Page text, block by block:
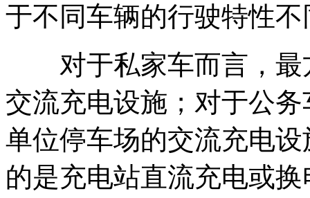
于不同车辆的行驶特性
对于私家车而言，最
交流充电设施；对于公
单位停车场的交流充电
的是充电站直流充电或